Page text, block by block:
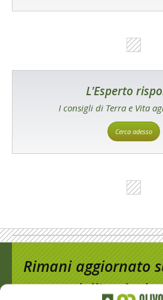
L'Esperto
I consigli di Terra e Vita
Cerca adesso
Rimani aggiornato